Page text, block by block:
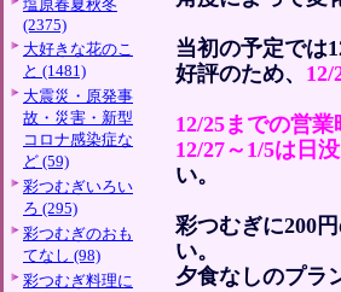
塩原春夏秋冬
(2375)
大好きな花のこ
と (1481)
大震災・原発事
故・災害・新型
コロナ感染症な
ど (59)
彩つむぎいろい
ろ (295)
彩つむぎのおも
てなし (98)
彩つむぎ料理に
当初の予定では
好評のため、 12/
12/25までの営
12/27～1/5は日
い。
彩つむぎに200
い。
夕食なしのプラ